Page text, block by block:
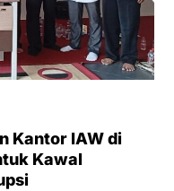
Kantor IAW di
Kawal